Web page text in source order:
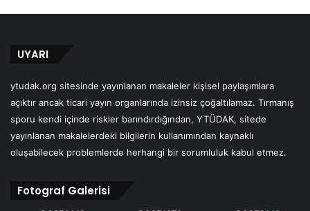
UYARI
ytudak.org sitesinde yayınlanan makaleler kişisel paylaşımlara
açıktır ancak ticari yayın organlarında izinsiz çoğaltılamaz. Tırmanış
sporu kendi içinde riskler barındırdığından, YTÜDAK, sitede
yayınlanan makalelerdeki bilgilerin kullanımından kaynaklı
oluşabilecek problemlerde herhangi bir sorumluluk kabul etmez.
Fotograf Galerisi